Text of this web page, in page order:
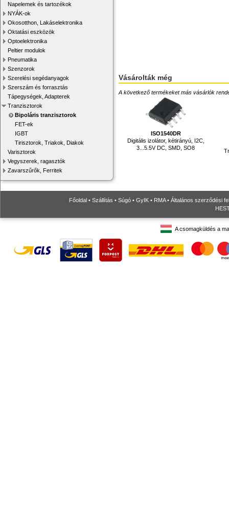
Napelemek és tartozékok
NYÁK-ok
Okosotthon, Lakáselektronika
Oktatási eszközök
Optoelektronika
Peltier modulok
Pneumatika
Szenzorok
Szerelési segédanyagok
Szerszám és forrasztás
Tápegységek, Adapterek
Tranzisztorok
Bipoláris tranzisztorok
FET-ek
IGBT
Tirisztorok, Triakok, Diakok
Varisztorok
Vegyszerek, ragasztók
Zavarszűrők, Ferritek
Vásárolták még
A következő termékeket más vásárlók
ISO1540DR
Digitális izolátor, kétirányú, I2C,
3...5.5V DC, SMD, SO8
Főoldal • Szállítás • Súgó • GyIK • RMA• Általános szerződési
A csomagküldés a